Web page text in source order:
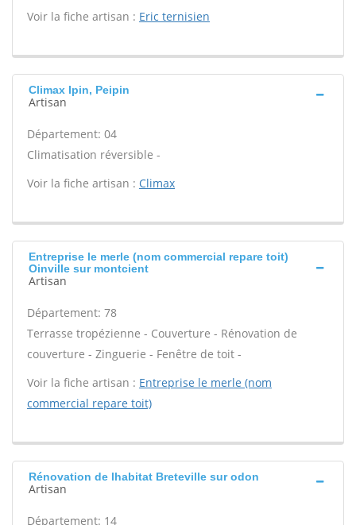
Voir la fiche artisan : Eric ternisien
Climax Ipin, Peipin
Artisan
Département: 04
Climatisation réversible -
Voir la fiche artisan : Climax
Entreprise le merle (nom commercial repare toit)
Oinville sur montcient
Artisan
Département: 78
Terrasse tropézienne - Couverture - Rénovation de
couverture - Zinguerie - Fenêtre de toit -
Voir la fiche artisan : Entreprise le merle (nom
commercial repare toit)
Rénovation de lhabitat Breteville sur odon
Artisan
Département: 14